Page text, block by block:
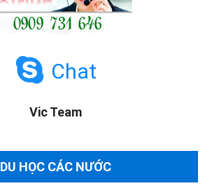
Chat
Vic Team
DU HỌC CÁC NƯỚC